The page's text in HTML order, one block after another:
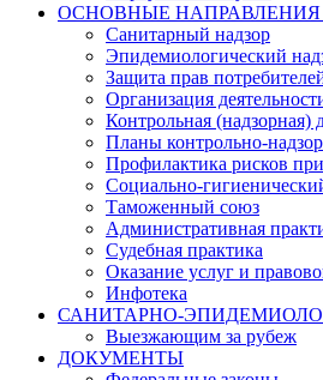
ОСНОВНЫЕ НАПРАВЛЕНИЯ
Санитарный надзор
Эпидемиологический
Защита прав
Организация
Контрольная (надзорная)
Планы контрольно-
Профилактика рисков
Социально-
Таможенный союз
Административная
Судебная практика
Оказание услуг и
Инфотека
САНИТАРНО-
Выезжающим за рубеж
ДОКУМЕНТЫ